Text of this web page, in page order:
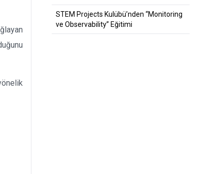
STEM Projects Kulübü’nden “Monitoring
ve Observability” Eğitimi